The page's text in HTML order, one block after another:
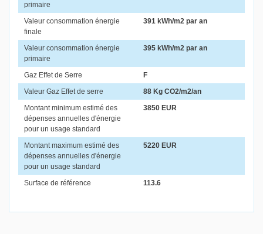
primaire
Valeur consommation énergie
finale
391 kWh/m2 par an
Valeur consommation énergie
primaire
395 kWh/m2 par an
Gaz Effet de Serre
F
Valeur Gaz Effet de serre
88 Kg CO2/m2/an
Montant minimum estimé des
dépenses annuelles d'énergie
pour un usage standard
3850 EUR
Montant maximum estimé des
dépenses annuelles d'énergie
pour un usage standard
5220 EUR
Surface de référence 113.6